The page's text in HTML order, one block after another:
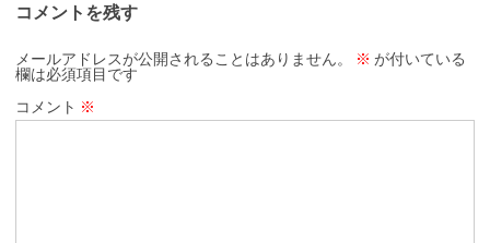
コメントを残す
メールアドレスが公開されることはありません。 ※ が付いている
欄は必須項目です
コメント ※